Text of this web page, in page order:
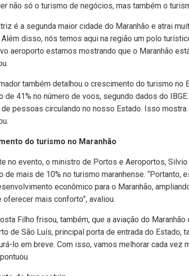
não só o turismo de negócios, mas também o
é a segunda maior cidade do Maranhão e atrai
Além disso, nós temos aqui na região um polo
aeroporto estamos mostrando que o Maranhão
também detalhou o crescimento do turismo no
de 41% no número de voos, segundo dados do
de pessoas circulando no nosso Estado. Isso
do turismo no Maranhão
no evento, o ministro de Portos e Aeroportos,
de mais de 10% no turismo maranhense.
econômico para o Maranhão,
oferecer mais conforto”, avaliou.
Filho frisou, também, que a aviação do
de São Luís, principal porta de entrada do Estado,
lo em breve. Com isso, vamos melhorar cada vez